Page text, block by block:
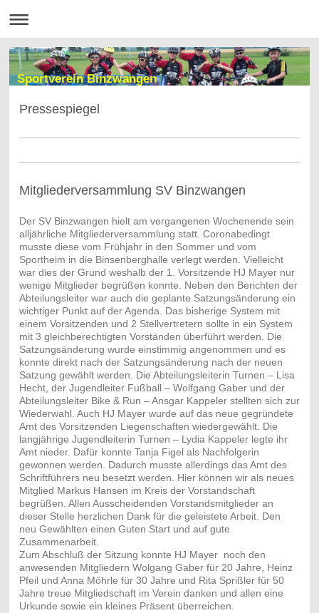
Sportverein Binzwangen
Pressespiegel
Mitgliederversammlung SV Binzwangen
Der SV Binzwangen hielt am vergangenen Wochenende sein
alljährliche Mitgliederversammlung statt. Coronabedingt
musste diese vom Frühjahr in den Sommer und vom
Sportheim in die Binsenberghalle verlegt werden. Vielleicht
war dies der Grund weshalb der 1. Vorsitzende HJ Mayer nur
wenige Mitglieder begrüßen konnte. Neben den Berichten der
Abteilungsleiter war auch die geplante Satzungsänderung ein
wichtiger Punkt auf der Agenda. Das bisherige System mit
einem Vorsitzenden und 2 Stellvertretern sollte in ein System
mit 3 gleichberechtigten Vorständen überführt werden. Die
Satzungsänderung wurde einstimmig angenommen und es
konnte direkt nach der Satzungsänderung nach der neuen
Satzung gewählt werden. Die Abteilungsleiterin Turnen – Lisa
Hecht, der Jugendleiter Fußball – Wolfgang Gaber und der
Abteilungsleiter Bike & Run – Ansgar Kappeler stellten sich zur
Wiederwahl. Auch HJ Mayer wurde auf das neue gegründete
Amt des Vorsitzenden Liegenschaften wiedergewählt. Die
langjährige Jugendleiterin Turnen – Lydia Kappeler legte ihr
Amt nieder. Dafür konnte Tanja Figel als Nachfolgerin
gewonnen werden. Dadurch musste allerdings das Amt des
Schriftführers neu besetzt werden. Hier können wir als neues
Mitglied Markus Hansen im Kreis der Vorstandschaft
begrüßen. Allen Ausscheidenden Vorstandsmitglieder an
dieser Stelle herzlichen Dank für die geleistete Arbeit. Den
neu Gewählten einen Guten Start und auf gute
Zusammenarbeit.
Zum Abschluß der Sitzung konnte HJ Mayer noch den
anwesenden Mitgliedern Wolgang Gaber für 20 Jahre, Heinz
Pfeil und Anna Möhrle für 30 Jahre und Rita Sprißler für 50
Jahre treue Mitgliedschaft im Verein danken und allen eine
Urkunde sowie ein kleines Präsent überreichen.